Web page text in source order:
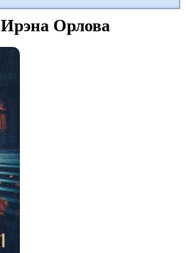
Ирэна Орлова